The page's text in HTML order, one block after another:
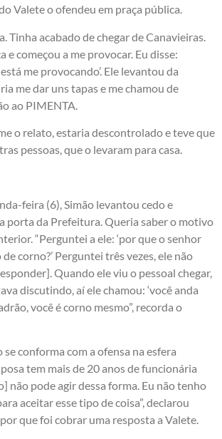
Valete o ofendeu em praça pública.
Tinha acabado de chegar de Canavieiras.
e começou a me provocar. Eu disse:
me provocando’. Ele levantou da
me dar uns tapas e me chamou de
ao PIMENTA.
o relato, estaria descontrolado e teve que
pessoas, que o levaram para casa.
feira (6), Simão levantou cedo e
porta da Prefeitura. Queria saber o motivo
“Perguntei a ele: ‘por que o senhor
corno?’ Perguntei três vezes, ele não
Quando ele viu o pessoal chegar,
discutindo, aí ele chamou: ‘você anda
você é corno mesmo”, recorda o
conforma com a ofensa na esfera
tem mais de 20 anos de funcionária
não pode agir dessa forma. Eu não tenho
aceitar esse tipo de coisa”, declarou
que foi cobrar uma resposta a Valete.